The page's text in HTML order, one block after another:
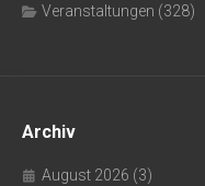
Veranstaltungen (328)
Archiv
August 2026 (3)